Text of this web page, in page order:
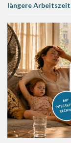
längere